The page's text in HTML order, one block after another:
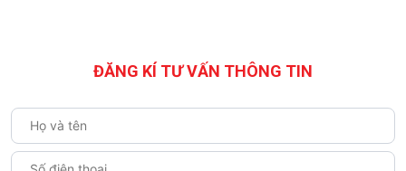
ĐĂNG KÍ TƯ VẤN THÔNG TIN